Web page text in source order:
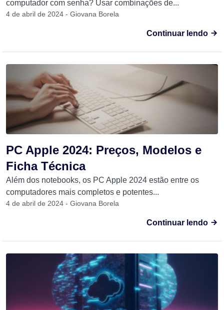
computador com senha? Usar combinações de...
4 de abril de 2024 - Giovana Borela
Continuar lendo
PC Apple 2024: Preços, Modelos e
Ficha Técnica
Além dos notebooks, os PC Apple 2024 estão entre os
computadores mais completos e potentes...
4 de abril de 2024 - Giovana Borela
Continuar lendo